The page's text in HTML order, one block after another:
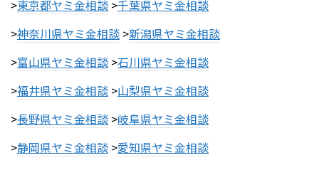
>東京都ヤミ金相談 >千葉県ヤミ金相談
>神奈川県ヤミ金相談 >新潟県ヤミ金相談
>富山県ヤミ金相談 >石川県ヤミ金相談
>福井県ヤミ金相談 >山梨県ヤミ金相談
>長野県ヤミ金相談 >岐阜県ヤミ金相談
>静岡県ヤミ金相談 >愛知県ヤミ金相談